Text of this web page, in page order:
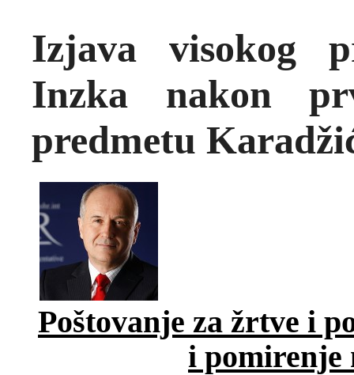
Izjava visokog
Inzka nakon
predmetu
Poštovanje za žrtve i
i